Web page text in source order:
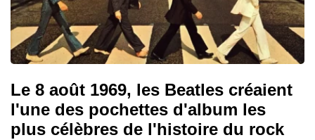
Le 8 août 1969, les Beatles créaient
l'une des pochettes d'album les
plus célèbres de l'histoire du rock